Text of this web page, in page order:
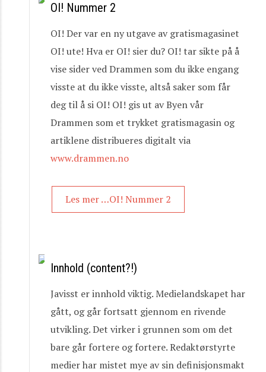
OI! Nummer 2
OI! Der var en ny utgave av gratismagasinet
OI! ute! Hva er OI! sier du? OI! tar sikte på å
vise sider ved Drammen som du ikke engang
visste at du ikke visste, altså saker som får
deg til å si OI! OI! gis ut av Byen vår
Drammen som et trykket gratismagasin og
artiklene distribueres digitalt via
www.drammen.no
Les mer …OI! Nummer 2
Innhold (content?!)
Javisst er innhold viktig. Medielandskapet har
gått, og går fortsatt gjennom en rivende
utvikling. Det virker i grunnen som om det
bare går fortere og fortere. Redaktørstyrte
medier har mistet mye av sin definisjonsmakt